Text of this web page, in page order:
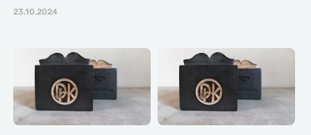
23.10.2024